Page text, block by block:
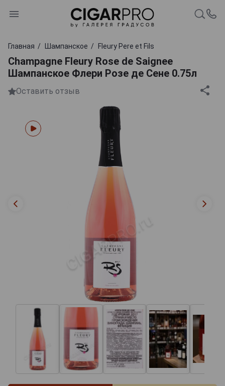
Главная Шампанское Fleury Pere et Fils
Champagne Fleury Rose de Saignee
Шампанское Флери Розе де Сене 0.75л
Оставить отзыв